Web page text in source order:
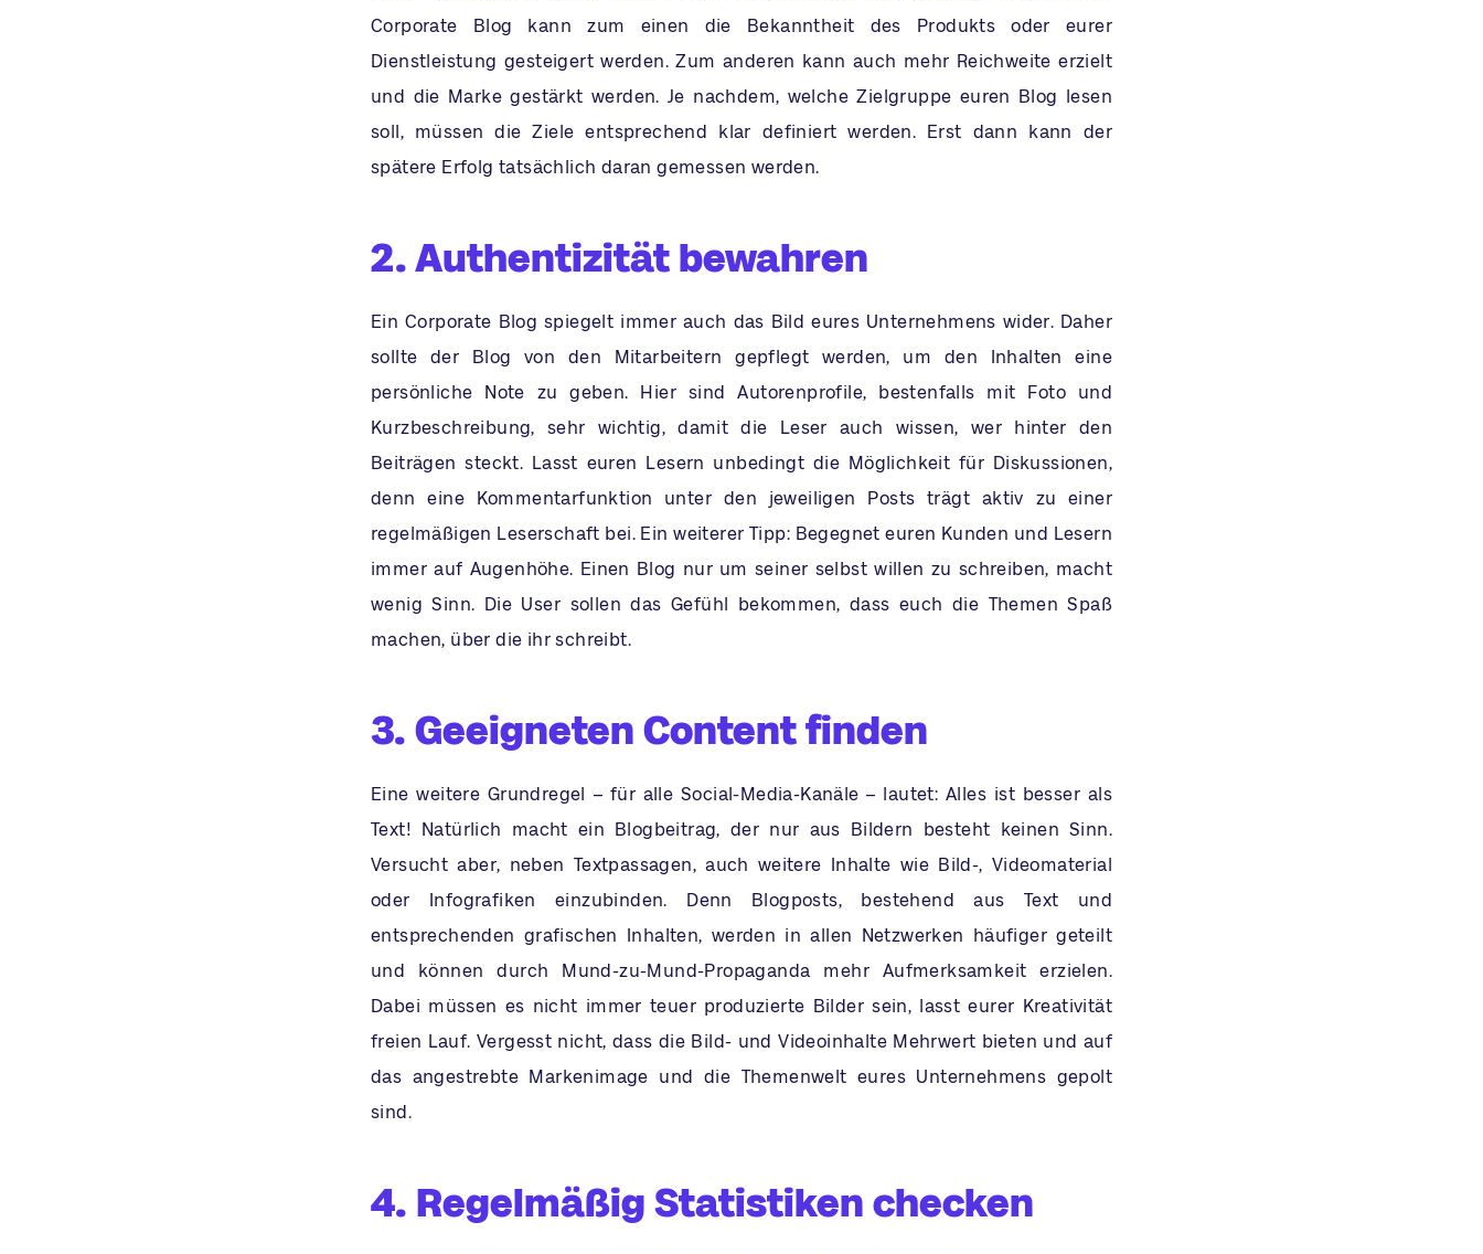
Corporate Blog kann zum einen die Bekanntheit des Produkts oder eurer
Dienstleistung gesteigert werden. Zum anderen kann auch mehr Reichweite erzielt
und die Marke gestärkt werden. Je nachdem, welche Zielgruppe euren Blog lesen
soll, müssen die Ziele entsprechend klar definiert werden. Erst dann kann der
spätere Erfolg tatsächlich daran gemessen werden.
2. Authentizität bewahren
Ein Corporate Blog spiegelt immer auch das Bild eures Unternehmens wider. Daher
sollte der Blog von den Mitarbeitern gepflegt werden, um den Inhalten eine
persönliche Note zu geben. Hier sind Autorenprofile, bestenfalls mit Foto und
Kurzbeschreibung, sehr wichtig, damit die Leser auch wissen, wer hinter den
Beiträgen steckt. Lasst euren Lesern unbedingt die Möglichkeit für Diskussionen,
denn eine Kommentarfunktion unter den jeweiligen Posts trägt aktiv zu einer
regelmäßigen Leserschaft bei. Ein weiterer Tipp: Begegnet euren Kunden und Lesern
immer auf Augenhöhe. Einen Blog nur um seiner selbst willen zu schreiben, macht
wenig Sinn. Die User sollen das Gefühl bekommen, dass euch die Themen Spaß
machen, über die ihr schreibt.
3. Geeigneten Content finden
Eine weitere Grundregel – für alle Social-Media-Kanäle – lautet: Alles ist besser als
Text! Natürlich macht ein Blogbeitrag, der nur aus Bildern besteht keinen Sinn.
Versucht aber, neben Textpassagen, auch weitere Inhalte wie Bild-, Videomaterial
oder Infografiken einzubinden. Denn Blogposts, bestehend aus Text und
entsprechenden grafischen Inhalten, werden in allen Netzwerken häufiger geteilt
und können durch Mund-zu-Mund-Propaganda mehr Aufmerksamkeit erzielen.
Dabei müssen es nicht immer teuer produzierte Bilder sein, lasst eurer Kreativität
freien Lauf. Vergesst nicht, dass die Bild- und Videoinhalte Mehrwert bieten und auf
das angestrebte Markenimage und die Themenwelt eures Unternehmens gepolt
sind.
4. Regelmäßig Statistiken checken